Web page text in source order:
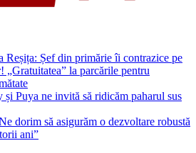
Reșița: Șef din primărie îi contrazice pe
„Gratuitatea” la parcările pentru
Puya ne invită să ridicăm paharul sus
dorim să asigurăm o dezvoltare robustă
ani”